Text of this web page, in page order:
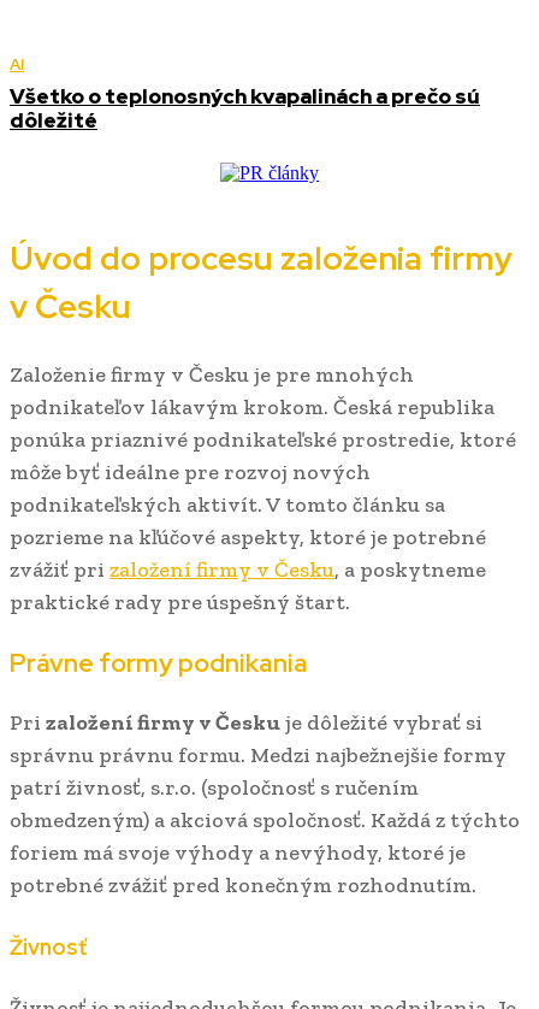
AI
Všetko o teplonosných kvapalinách a prečo sú
dôležité
Úvod do procesu založenia firmy
v Česku
Založenie firmy v Česku je pre mnohých
podnikateľov lákavým krokom. Česká republika
ponúka priaznivé podnikateľské prostredie, ktoré
môže byť ideálne pre rozvoj nových
podnikateľských aktivít. V tomto článku sa
pozrieme na kľúčové aspekty, ktoré je potrebné
zvážiť pri založení firmy v Česku, a poskytneme
praktické rady pre úspešný štart.
Právne formy podnikania
Pri založení firmy v Českuje dôležité vybrať si
správnu právnu formu. Medzi najbežnejšie formy
patrí živnosť, s.r.o. (spoločnosť s ručením
obmedzeným) a akciová spoločnosť. Každá z týchto
foriem má svoje výhody a nevýhody, ktoré je
potrebné zvážiť pred konečným rozhodnutím.
Živnosť